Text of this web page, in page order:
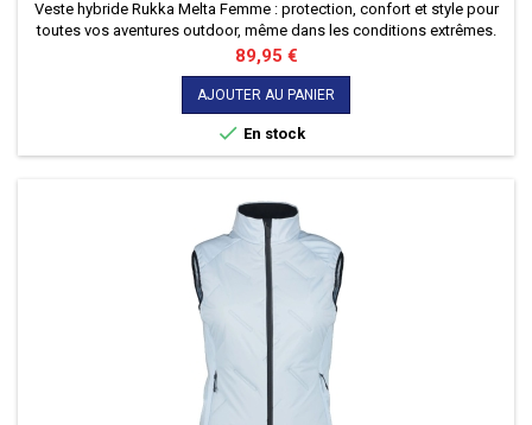
Veste hybride Rukka Melta Femme : protection, confort et style pour
toutes vos aventures outdoor, même dans les conditions extrêmes.
Prix
89,95 €
AJOUTER AU PANIER
 En stock